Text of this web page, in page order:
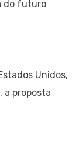
do futuro
Unidos,
a proposta